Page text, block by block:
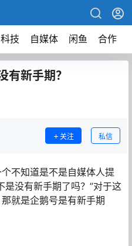
科技 自媒体 闲鱼 合作
有新手期？
关注 私信
不知道是不是自媒体人提
是没有新手期了吗？”对于这
就是企鹅号是有新手期